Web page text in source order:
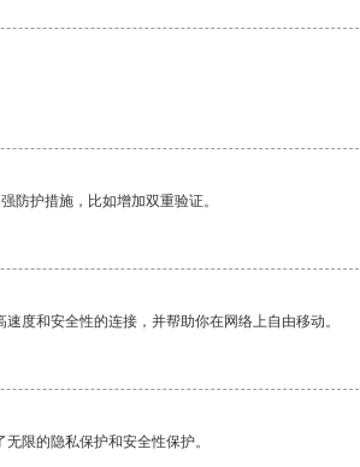
防护措施，比如增加双重验证。
度和安全性的连接，并帮助你在网络上自由移动。
限的隐私保护和安全性保护。